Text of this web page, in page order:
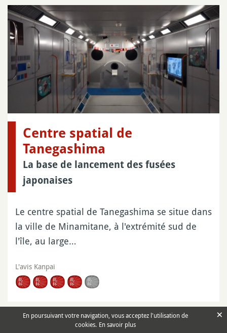
Centre spatial de
Tanegashima
La base de lancement des fusées
japonaises
Le centre spatial de Tanegashima se situe dans
la ville de Minamitane, à l'extrémité sud de
l'île, au large…
L'avis Kanpai
En poursuivant votre navigation, vous acceptez l'utilisation de
cookies. En savoir plus
×